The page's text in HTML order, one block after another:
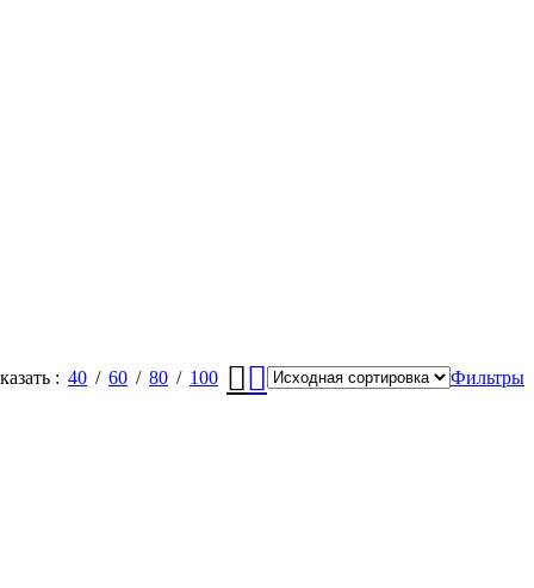
40 60 80 100 Фильтры